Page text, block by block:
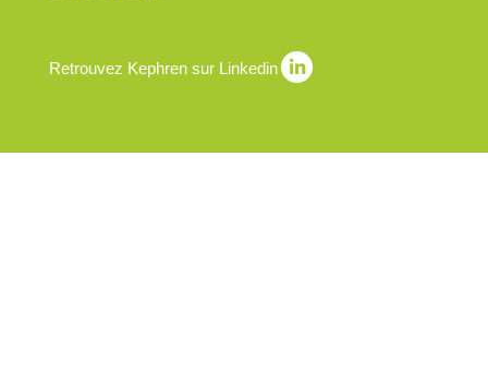
Retrouvez Kephren sur Linkedin